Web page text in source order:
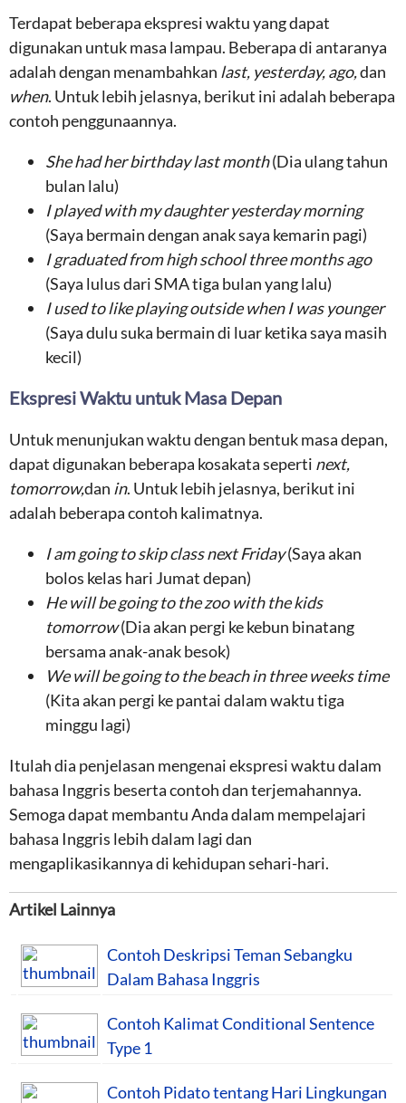
Terdapat beberapa ekspresi waktu yang dapat
digunakan untuk masa lampau. Beberapa di antaranya
adalah dengan menambahkan last, yesterday, ago,dan
when. Untuk lebih jelasnya, berikut ini adalah beberapa
contoh penggunaannya.
She had her birthday last month(Dia ulang tahun
bulan lalu)
I played with my daughter yesterday morning
(Saya bermain dengan anak saya kemarin pagi)
I graduated from high school three months ago
(Saya lulus dari SMA tiga bulan yang lalu)
I used to like playing outside when I was younger
(Saya dulu suka bermain di luar ketika saya masih
kecil)
Ekspresi Waktu untuk Masa Depan
Untuk menunjukan waktu dengan bentuk masa depan,
dapat digunakan beberapa kosakata seperti next,
tomorrow,dan in. Untuk lebih jelasnya, berikut ini
adalah beberapa contoh kalimatnya.
I am going to skip class next Friday(Saya akan
bolos kelas hari Jumat depan)
He will be going to the zoo with the kids
tomorrow(Dia akan pergi ke kebun binatang
bersama anak-anak besok)
We will be going to the beach in three weeks time
(Kita akan pergi ke pantai dalam waktu tiga
minggu lagi)
Itulah dia penjelasan mengenai ekspresi waktu dalam
bahasa Inggris beserta contoh dan terjemahannya.
Semoga dapat membantu Anda dalam mempelajari
bahasa Inggris lebih dalam lagi dan
mengaplikasikannya di kehidupan sehari-hari.
Artikel Lainnya
Contoh Deskripsi Teman Sebangku
Dalam Bahasa Inggris
Contoh Kalimat Conditional Sentence
Type 1
Contoh Pidato tentang Hari Lingkungan